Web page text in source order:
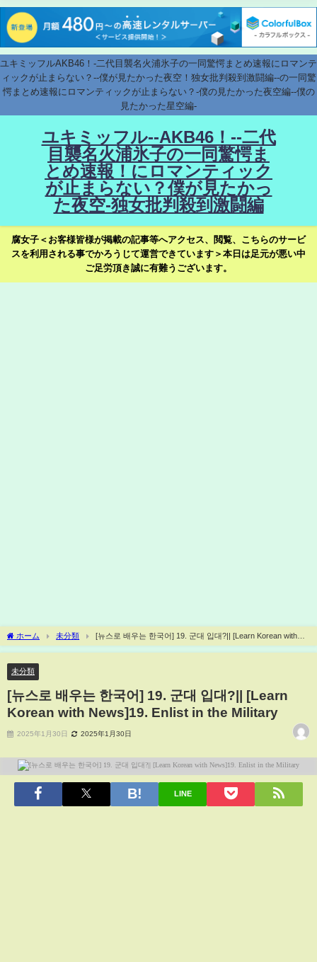
ユキミッフルAKB46！-二代目襲名火浦氷子の一同驚愕まとめ速報にロマンテ
ィックが止まらない？--僕が見たかった夜空！独女批判殺到激闘編--の一同驚
愕まとめ速報にロマンティックが止まらない？-僕の見たかった夜空編--僕の
見たかった星空編-
ユキミッフル--AKB46！--二代
目襲名火浦氷子の一同驚愕ま
とめ速報！にロマンティック
が止まらない？僕が見たかっ
た夜空-独女批判殺到激闘編
腐女子＜お客様皆様が掲載の記事等へアクセス、閲覧、こちらのサービ
スを利用される事でかろうじて運営できています＞本日は足元が悪い中
ご足労頂き誠に有難うございます。
ホーム 未分類
[뉴스로 배우는 한국어] 19. 군대 입대?|| [Learn Korean with
News]19. Enlist in the Military
未分類
[뉴스로 배우는 한국어] 19. 군대 입대?|| [Learn
Korean with News]19. Enlist in the Military
2025年1月30日 2025年1月30日
LINE